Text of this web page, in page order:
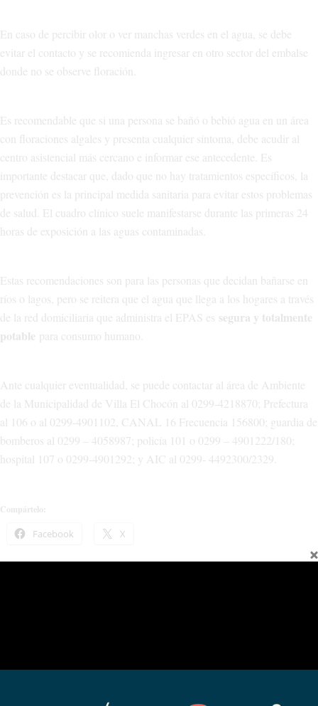
En caso de percibir olor o ver manchas verdes en el agua, se debe
evitar el contacto y se recomienda ingresar en otro sector del embalse
donde no se observe floración.
Es recomendable que si una persona se bañó o bebió agua en un área
con floraciones algales y presenta cualquier síntoma, debe acudir al
centro asistencial más cercano e informar ese antecedente. Es
importante destacar que, dado que no hay tratamientos específicos, la
prevención es la principal medida sanitaria para evitar estos problemas
de salud. El cuadro clínico suele manifestarse durante las primeras 24
horas de exposición a las aguas contaminadas.
Estas recomendaciones son para las personas que decidan bañarse en
ríos o lagos, pero se reitera que el agua que llega a los hogares a través
de la red domiciliaria que administra el EPAS es segura y totalmente
potable para consumo humano.
Ante cualquier eventualidad, se puede contactar al área de Ambiente
de la Municipalidad de Villa El Chocón al 0299-4218870; Prefectura
al 106 o al 0299-4901102, CANAL 16 Frecuencia 156800; guardia de
bomberos al 0299 – 4058987; policía 101 o 0299 – 4901222/180;
hospital 107 o 0299-4901292; y AIC al 0299- 4492300/2329.
Compártelo:
Facebook X
comienza a normalizarse en Chos